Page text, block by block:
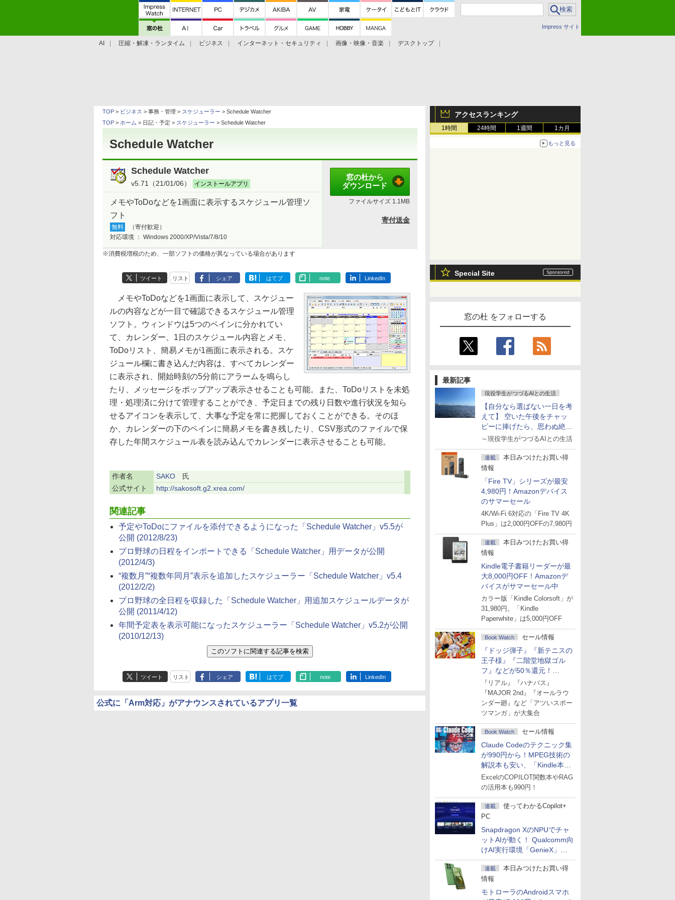
Impress サイト
AI 圧縮・解凍・ランタイム ビジネス インターネット・セキュリティ 画像・映像・音楽
デスクトップ
アクセスランキング
1時間 24時間 1週間 1カ月
もっと見る
Special Site
窓の杜 をフォローする
最新記事
現役学生がつづるAIとの生活
【自分なら選ばない一日を考
えて】 空いた午後をチャッ
ピーに捧げたら、思わぬ絶景
に出会った話
～現役学生がつづるAIとの生活
連載
本日みつけたお買い得
情報
「Fire TV」シリーズが最安
4,980円！Amazonデバイス
のサマーセール
4K/Wi-Fi 6対応の「Fire TV 4K
Plus」は2,000円OFFの7,980円
連載
本日みつけたお買い得
情報
Kindle電子書籍リーダーが最
大8,000円OFF！Amazonデ
バイスがサマーセール中
カラー版「Kindle Colorsoft」が
31,980円。「Kindle
Paperwhite」は5,000円OFF
Book Watch セール情報
『ドッジ弾子』『新テニスの
王子様』『二階堂地獄ゴル
フ』などが50％還元！
Amazonマンガ週末セール
『リアル』『ハナバス』
『MAJOR 2nd』『オールラウ
ンダー廻』など「アツいスポー
ツマンガ」が大集合
Book Watch セール情報
Claude Codeのテクニック集
が990円から！MPEG技術の
解説本も安い、「Kindle本サ
マーセール」第2弾開始！
ExcelのCOPILOT関数本やRAG
の活用本も990円！
連載
使ってわかるCopilot+
PC
Snapdragon XのNPUでチャ
ットAIが動く！ Qualcomm向
けAI実行環境「GenieX」を
試してみた
連載
本日みつけたお買い得
情報
モトローラのAndroidスマホ
TOP> ビジネス > 事務・管理 > スケジューラー > Schedule Watcher
TOP> ホーム > 日記・予定 > スケジューラー > Schedule Watcher
Schedule Watcher
Schedule Watcher
v5.71（21/01/06） インストールアプリ
メモやToDoなどを1画面に表示するスケジュール管理ソ
フト
無料
（寄付歓迎）
対応環境 ： Windows 2000/XP/Vista/7/8/10
窓の杜から
ダウンロード
ファイルサイズ 1.1MB
寄付送金
※消費税増税のため、一部ソフトの価格が異なっている場合があります
ツイート リスト シェア はてブ note LinkedIn
メモやToDoなどを1画面に表示して、スケジュー
ルの内容などが一目で確認できるスケジュール管理
ソフト。ウィンドウは5つのペインに分かれてい
て、カレンダー、1日のスケジュール内容とメモ、
ToDoリスト、簡易メモが1画面に表示される。スケ
ジュール欄に書き込んだ内容は、すべてカレンダー
に表示され、開始時刻の5分前にアラームを鳴らし
たり、メッセージをポップアップ表示させることも可能。また、ToDoリストを未処
理・処理済に分けて管理することができ、予定日までの残り日数や進行状況を知ら
せるアイコンを表示して、大事な予定を常に把握しておくことができる。そのほ
か、カレンダーの下のペインに簡易メモを書き残したり、CSV形式のファイルで保
存した年間スケジュール表を読み込んでカレンダーに表示させることも可能。
作者名 SAKO氏
公式サイト
http://sakosoft.g2.xrea.com/
関連記事
予定やToDoにファイルを添付できるようになった「Schedule Watcher」v5.5が
公開 (2012/8/23)
プロ野球の日程をインポートできる「Schedule Watcher」用データが公開
(2012/4/3)
“複数月”“複数年同月”表示を追加したスケジューラー「Schedule Watcher」v5.4
(2012/2/2)
プロ野球の全日程を収録した「Schedule Watcher」用追加スケジュールデータが
公開 (2011/4/12)
年間予定表を表示可能になったスケジューラー「Schedule Watcher」v5.2が公開
(2010/12/13)
ツイート リスト シェア はてブ note LinkedIn
公式に「Arm対応」がアナウンスされているアプリ一覧